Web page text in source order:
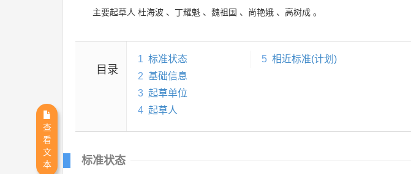
主要起草人 杜海波 、 丁耀魁 、 魏祖国 、 尚艳娥 、 高树成 。
目录
1 标准状态
2 基础信息
3 起草单位
4 起草人
5 相近标准(计划)
标准状态
查
看
文
本